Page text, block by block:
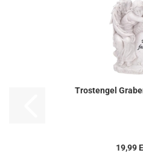
Trostengel
19,99